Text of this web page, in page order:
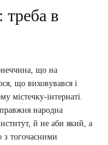
в
що на
що виховувався і
містечку-інтернаті.
народна
й не аби який, а
з тогочасними